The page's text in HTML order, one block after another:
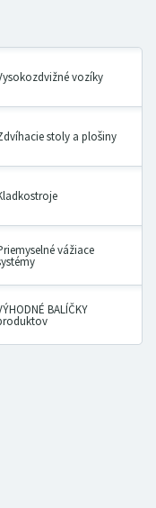
vozíky
stoly a plošiny
vážiace
BALÍČKY